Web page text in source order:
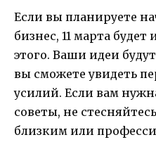
Если вы планируете
бизнес, 11 марта
этого. Ваши идеи
вы сможете увидеть
усилий. Если вам
советы, не
близким или